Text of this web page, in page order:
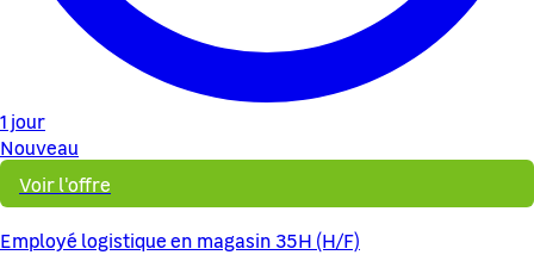
1 jour
Nouveau
Voir l'offre
Employé logistique en magasin 35H (H/F)